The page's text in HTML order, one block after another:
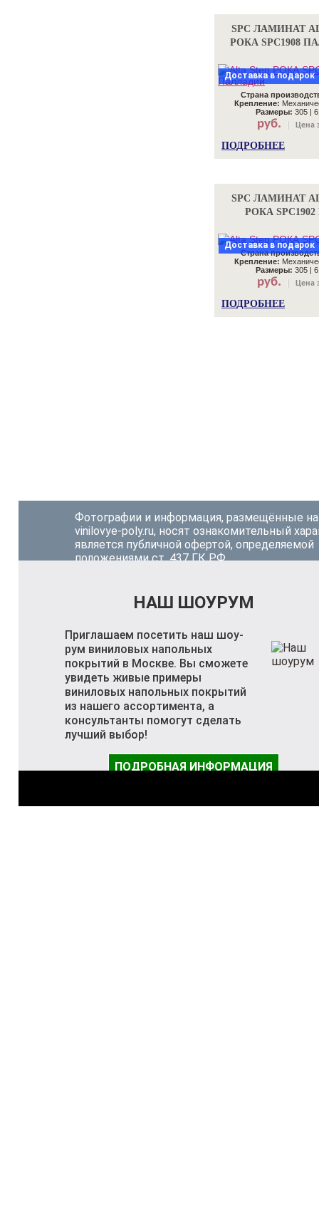
SPC ЛАМИНАТ
РОКА SPC1908
Доставка в подарок
Страна
Крепление:
Размеры: 305 |
руб. Цена
ПОДРОБНЕЕ
SPC ЛАМИНАТ
РОКА
Доставка в подарок
Страна
Крепление:
Размеры: 305 |
руб. Цена
ПОДРОБНЕЕ
Фотографии и информация, размещённые на
vinilovye-poly.ru, носят ознакомительный
является публичной офертой, определяемой
положениями ст. 437 ГК РФ.
НАШ ШОУРУМ
Приглашаем посетить наш шоу-
рум виниловых напольных
покрытий в Москве. Вы сможете
увидеть живые примеры
виниловых напольных покрытий
из нашего ассортимента, а
консультанты помогут сделать
лучший выбор!
ПОДРОБНАЯ ИНФОРМАЦИЯ